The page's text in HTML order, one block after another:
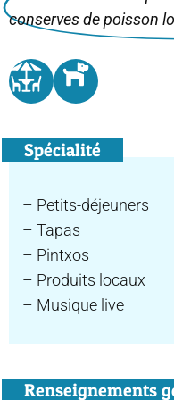
conserves de poisson
Spécialité
– Petits-déjeuners
– Tapas
– Pintxos
– Produits locaux
– Musique live
Renseignements